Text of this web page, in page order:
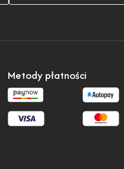
Metody płatności